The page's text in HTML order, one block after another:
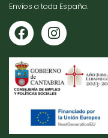
Envíos a toda España.